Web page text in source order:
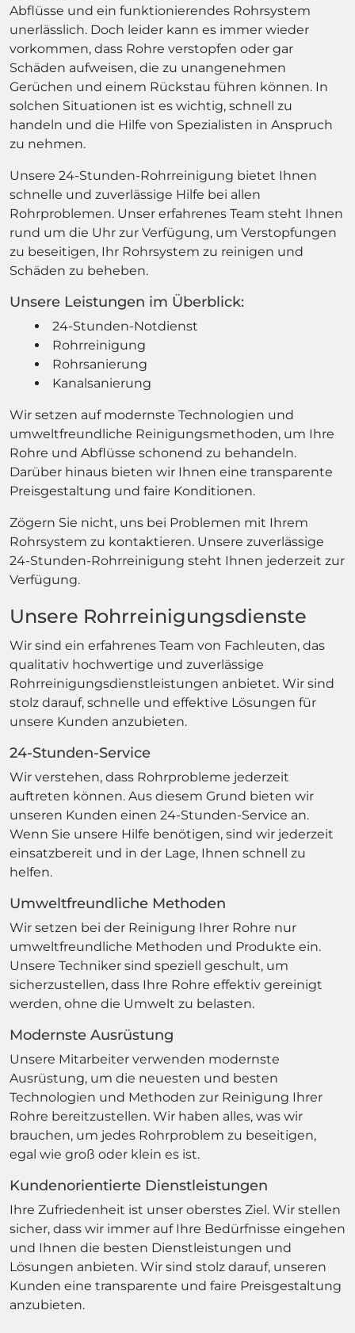
Abflüsse und ein funktionierendes Rohrsystem
unerlässlich. Doch leider kann es immer wieder
vorkommen, dass Rohre verstopfen oder gar
Schäden aufweisen, die zu unangenehmen
Gerüchen und einem Rückstau führen können. In
solchen Situationen ist es wichtig, schnell zu
handeln und die Hilfe von Spezialisten in Anspruch
zu nehmen.
Unsere 24-Stunden-Rohrreinigung bietet Ihnen
schnelle und zuverlässige Hilfe bei allen
Rohrproblemen. Unser erfahrenes Team steht Ihnen
rund um die Uhr zur Verfügung, um Verstopfungen
zu beseitigen, Ihr Rohrsystem zu reinigen und
Schäden zu beheben.
Unsere Leistungen im Überblick:
24-Stunden-Notdienst
Rohrreinigung
Rohrsanierung
Kanalsanierung
Wir setzen auf modernste Technologien und
umweltfreundliche Reinigungsmethoden, um Ihre
Rohre und Abflüsse schonend zu behandeln.
Darüber hinaus bieten wir Ihnen eine transparente
Preisgestaltung und faire Konditionen.
Zögern Sie nicht, uns bei Problemen mit Ihrem
Rohrsystem zu kontaktieren. Unsere zuverlässige
24-Stunden-Rohrreinigung steht Ihnen jederzeit zur
Verfügung.
Unsere Rohrreinigungsdienste
Wir sind ein erfahrenes Team von Fachleuten, das
qualitativ hochwertige und zuverlässige
Rohrreinigungsdienstleistungen anbietet. Wir sind
stolz darauf, schnelle und effektive Lösungen für
unsere Kunden anzubieten.
24-Stunden-Service
Wir verstehen, dass Rohrprobleme jederzeit
auftreten können. Aus diesem Grund bieten wir
unseren Kunden einen 24-Stunden-Service an.
Wenn Sie unsere Hilfe benötigen, sind wir jederzeit
einsatzbereit und in der Lage, Ihnen schnell zu
helfen.
Umweltfreundliche Methoden
Wir setzen bei der Reinigung Ihrer Rohre nur
umweltfreundliche Methoden und Produkte ein.
Unsere Techniker sind speziell geschult, um
sicherzustellen, dass Ihre Rohre effektiv gereinigt
werden, ohne die Umwelt zu belasten.
Modernste Ausrüstung
Unsere Mitarbeiter verwenden modernste
Ausrüstung, um die neuesten und besten
Technologien und Methoden zur Reinigung Ihrer
Rohre bereitzustellen. Wir haben alles, was wir
brauchen, um jedes Rohrproblem zu beseitigen,
egal wie groß oder klein es ist.
Kundenorientierte Dienstleistungen
Ihre Zufriedenheit ist unser oberstes Ziel. Wir stellen
sicher, dass wir immer auf Ihre Bedürfnisse eingehen
und Ihnen die besten Dienstleistungen und
Lösungen anbieten. Wir sind stolz darauf, unseren
Kunden eine transparente und faire Preisgestaltung
anzubieten.